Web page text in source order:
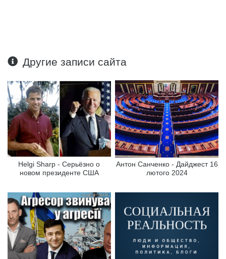
Другие записи сайта
Helgi Sharp - Серьёзно о
новом президенте США
Антон Санченко - Дайджест 16
лютого 2024